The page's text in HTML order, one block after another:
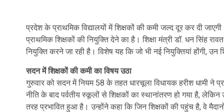
प्रदेश के प्राथमिक विद्यालयों में शिक्षकों की कमी जल्द दूर कर दी
प्राथमिक शिक्षकों की नियुक्ति देने का है। शिक्षा मंत्री डॉ. धन सिंह
नियुक्ति करने जा रही है। विशेष यह कि जो भी नई नियुक्तियां होंगी, उन
सदन में शिक्षकों की कमी का विषय उठा
गुरुवार को सदन में नियम 58 के तहत धारचूला विधायक हरीश धामी ने
नीति के बाद पर्वतीय स्कूलों से शिक्षकों का स्थानांतरण हो गया है,
तरह प्रभावित हुआ है। उन्होंने कहा कि जिन शिक्षकों की पहुंच है, वे